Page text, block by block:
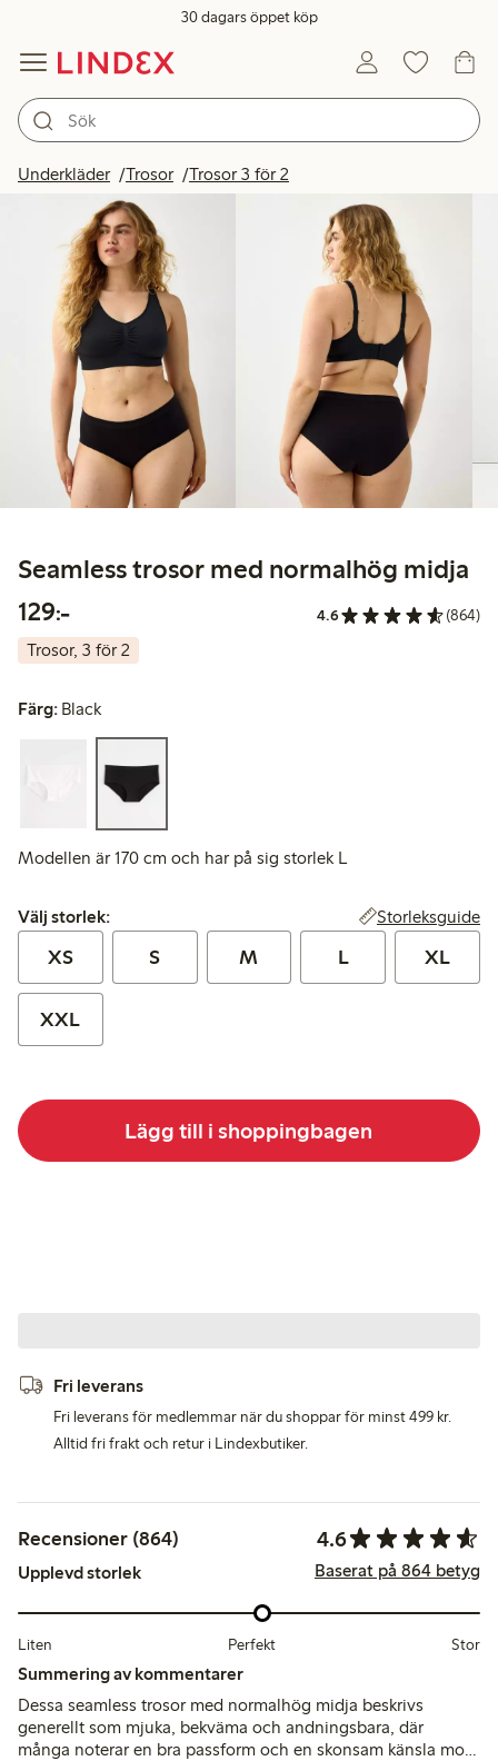
30 dagars öppet köp
Underkläder Trosor Trosor 3 för 2
Seamless trosor med normalhög midja
129:-129,00 kr 4.6 (864)
Trosor, 3 för 2
Färg: Black
Modellen är 170 cm och har på sig storlek L
Välj storlek:
Välj storlek: Storleksguide
XS S M L XL
XXL
Lägg till i shoppingbagen
Fri leverans
Fri leverans för medlemmar när du shoppar för minst 499 kr.
Alltid fri frakt och retur i Lindexbutiker.
Recensioner (864) 4.6
Upplevd storlek Baserat på 864 betyg
Liten Perfekt Stor
Summering av kommentarer
Dessa seamless trosor med normalhög midja beskrivs
generellt som mjuka, bekväma och andningsbara, där
många noterar en bra passform och en skonsam känsla mot